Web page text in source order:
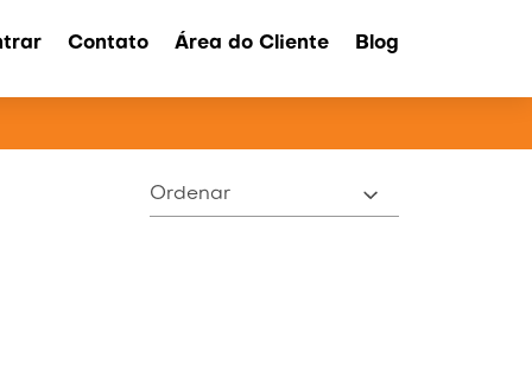
Contato Área do Cliente Blog
Ordenar